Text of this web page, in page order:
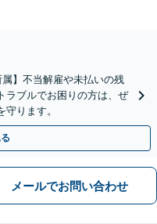
属】不当解雇や未払いの残
ラブルでお困りの方は、ぜ
ります。
メールでお問い合わせ